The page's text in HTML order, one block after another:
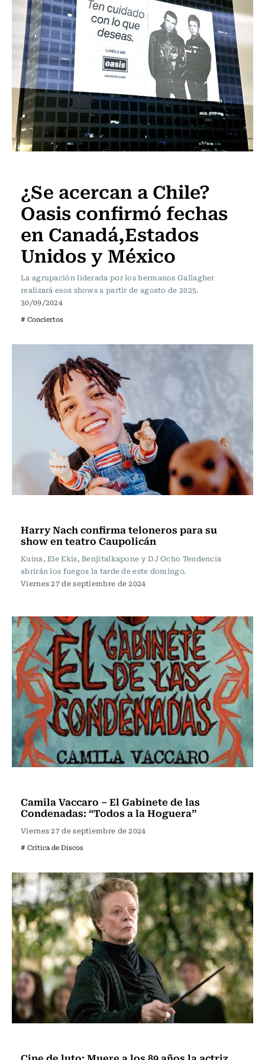
¿Se acercan a Chile?
Oasis confirmó fechas
en Canadá,Estados
Unidos y México
La agrupación liderada por los hermanos Gallagher
realizará esos shows a partir de agosto de 2025.
30/09/2024
# Conciertos
Harry Nach confirma teloneros para su
show en teatro Caupolicán
Kuina, Ele Ekis, Benjitalkapone y DJ Ocho Tendencia
abrirán los fuegos la tarde de este domingo.
Viernes 27 de septiembre de 2024
Camila Vaccaro – El Gabinete de las
Condenadas: “Todos a la Hoguera”
Viernes 27 de septiembre de 2024
# Crítica de Discos